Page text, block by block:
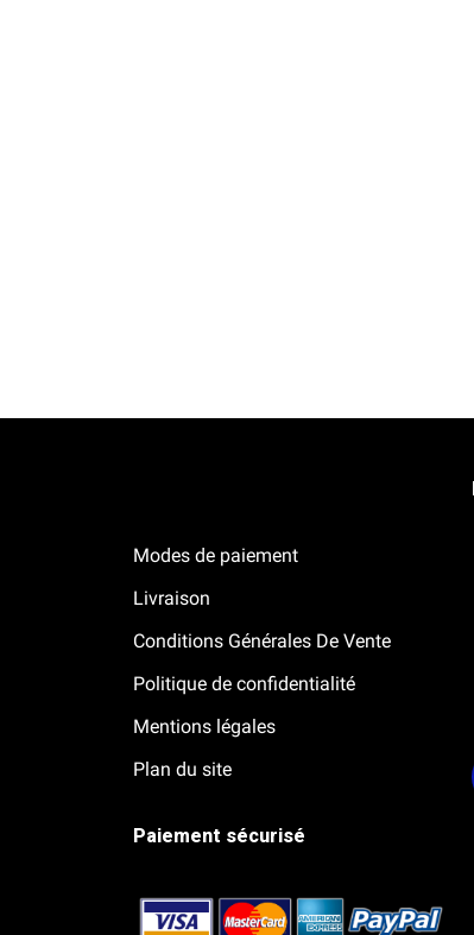
Modes de paiement
Livraison
Conditions Générales De Vente
Politique de confidentialité
Mentions légales
Plan du site
Paiement sécurisé